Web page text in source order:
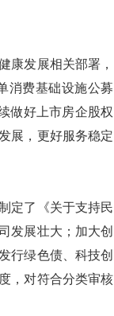
发展相关部署，
消费基础设施公募
做好上市房企股权
展，更好服务稳定
定了《关于支持民
发展壮大；加大创
行绿色债、科技创
，对符合分类审核